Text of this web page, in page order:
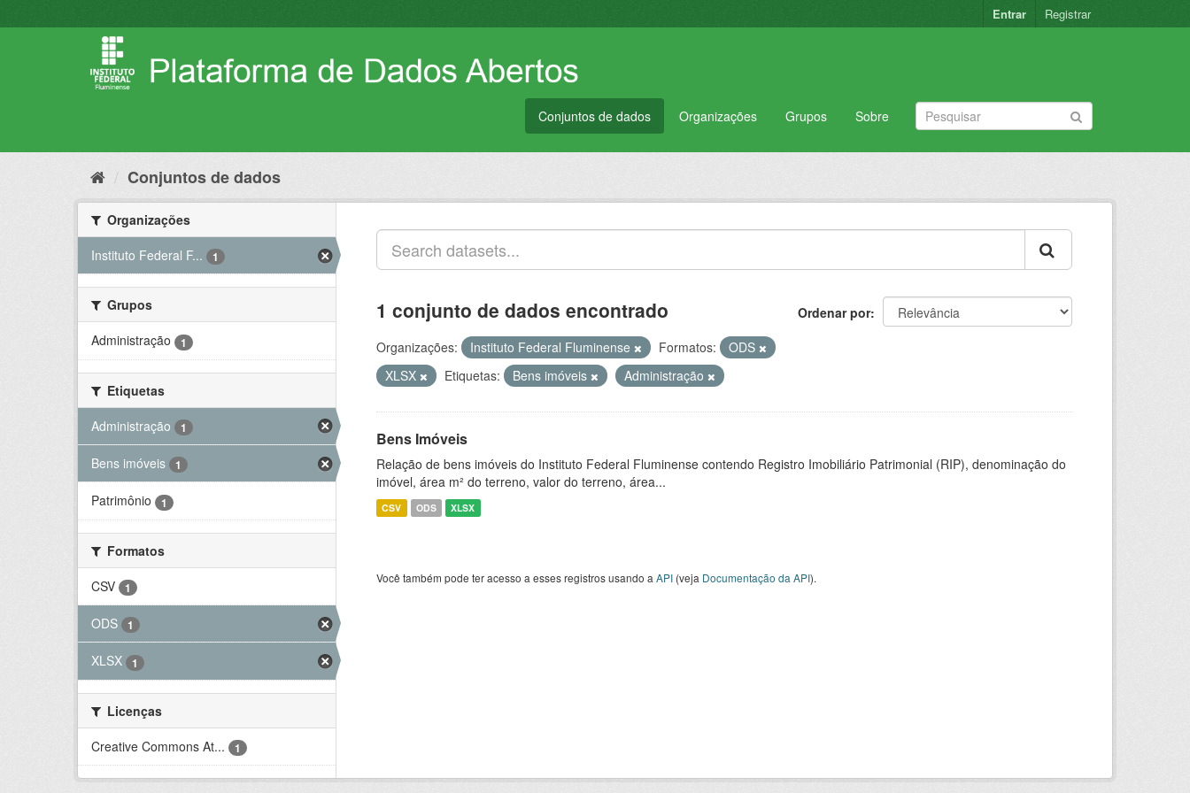
para
Entrar Registrar
Conjuntos de dados Organizações Grupos Sobre
Conjuntos de dados
Organizações
Instituto Federal F...
1
Grupos
Administração
1
Etiquetas
Administração
1
Bens imóveis 1
Patrimônio 1
Formatos
CSV
1
ODS 1
XLSX 1
Licenças
Creative Commons At...
1
Ordenar por
1 conjunto de dados encontrado
Organizações: Instituto Federal Fluminense Formatos:
ODS
XLSX
Etiquetas: Bens imóveis Administração
Bens Imóveis
Relação de bens imóveis do Instituto Federal Fluminense contendo Registro Imobiliário Patrimonial (RIP), denominação do
imóvel, área m² do terreno, valor do terreno, área...
CSV ODS XLSX
Você também pode ter acesso a esses registros usando a API (veja Documentação da API).